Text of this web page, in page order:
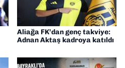
Aliağa FK’dan genç takviye:
Adnan Aktaş kadroya katıldı